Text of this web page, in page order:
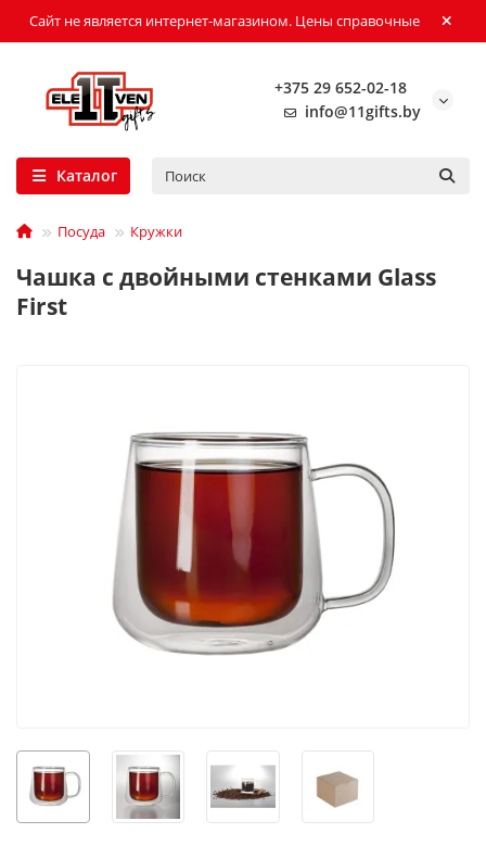
Сайт не является интернет-магазином. Цены справочные
+375 29 652-02-18
info@11gifts.by
Каталог
Посуда Кружки
Чашка с двойными стенками Glass
First